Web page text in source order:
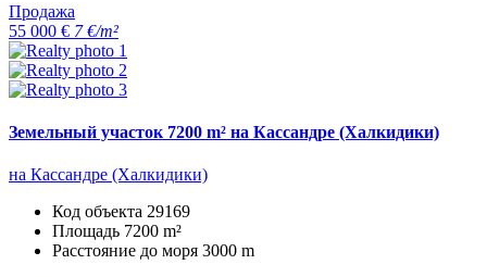
Продажа
55 000 € 7 €/m²
Земельный участок 7200 m² на Кассандре (Халкидики)
на Кассандре (Халкидики)
Код объекта 29169
Площадь 7200 m²
Расстояние до моря 3000 m